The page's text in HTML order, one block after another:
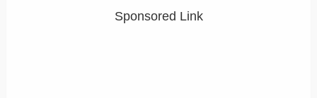
Sponsored Link